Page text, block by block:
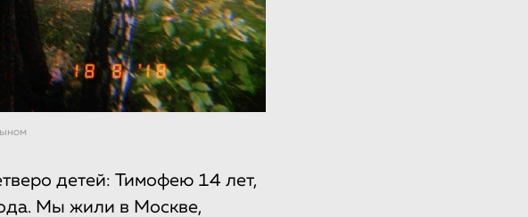
детей: Тимофею 14 лет,
Мы жили в Москве,